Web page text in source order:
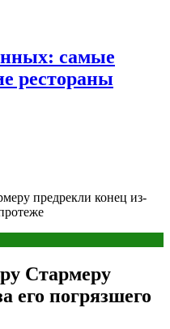
самые
рестораны
предрекли конец из-
Стармеру
его погрязшего